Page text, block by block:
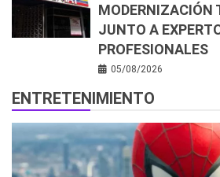
MODERNIZACIÓN
JUNTO A
PROFESIONALES
05/08/2026
ENTRETENIMIENTO